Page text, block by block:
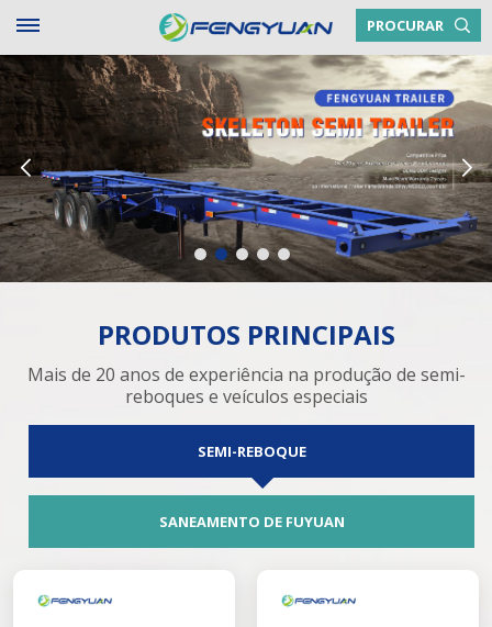
PROCURAR
PRODUTOS PRINCIPAIS
Mais de 20 anos de experiência na produção de semi-
reboques e veículos especiais
SEMI-REBOQUE
SANEAMENTO DE FUYUAN